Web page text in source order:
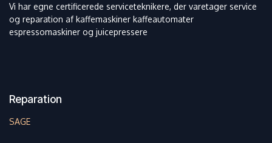
Vi har egne certificerede serviceteknikere, der varetager service
og reparation af kaffemaskiner kaffeautomater
espressomaskiner og juicepressere
Reparation
SAGE